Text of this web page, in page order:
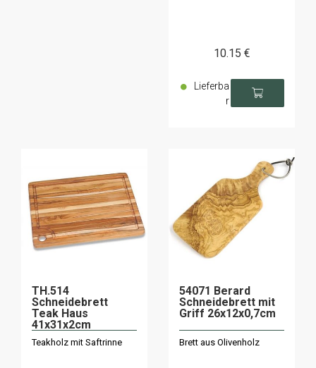
10.15 €
Lieferba
r
TH.514
Schneidebrett
Teak Haus
41x31x2cm
Teakholz mit Saftrinne
54071 Berard
Schneidebrett mit
Griff 26x12x0,7cm
Brett aus Olivenholz